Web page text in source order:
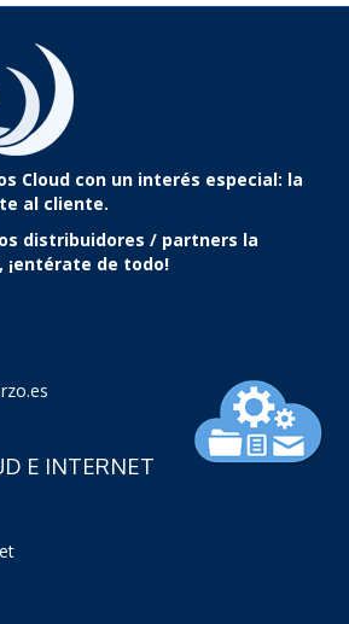
Cloud con un interés especial: la
al cliente.
distribuidores / partners la
¡entérate de todo!
E INTERNET